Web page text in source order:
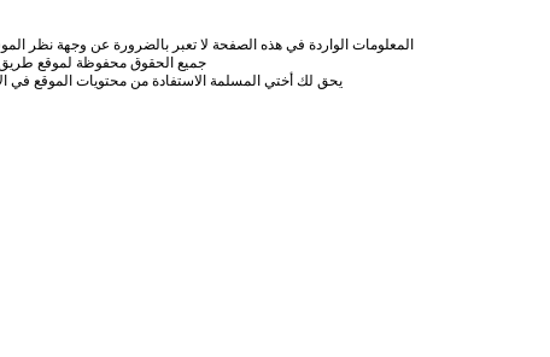
المعلومات الواردة في هذه الصفحة لا تعبر بالضرورة عن وجهة نظر
جميع الحقوق محفوظة لموقع طريق
يحق لك أختي المسلمة الاستفادة من محتويات الموقع في